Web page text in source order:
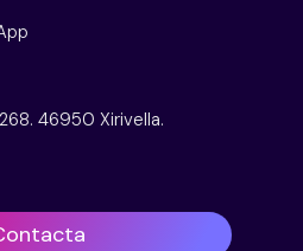
46950 Xirivella.